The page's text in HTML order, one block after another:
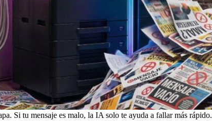
Si tu mensaje es malo, la IA solo te ayuda a fallar más rápido.